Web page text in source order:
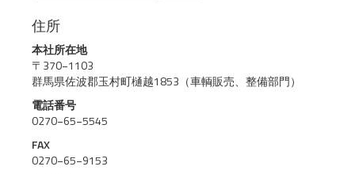
住所
本社所在地
〒370−1103
群馬県佐波郡玉村町樋越1853（車輌販売、整備部門）
電話番号
0270−65−5545
FAX
0270−65−9153